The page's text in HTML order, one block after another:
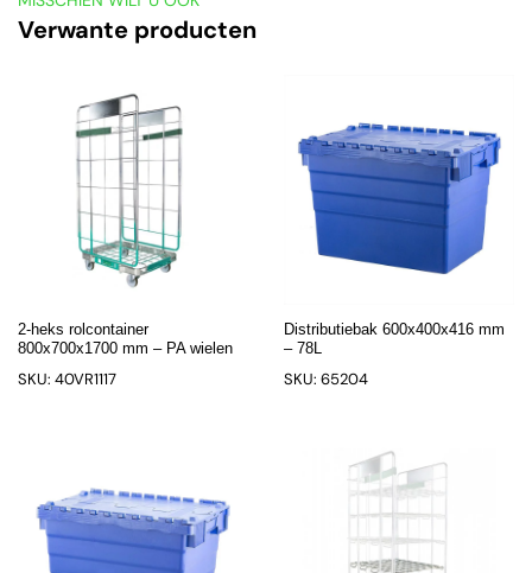
Verwante producten
2-heks rolcontainer
800x700x1700 mm – PA wielen
SKU: 40VR1117
Distributiebak 600x400x416 mm
– 78L
SKU: 65204